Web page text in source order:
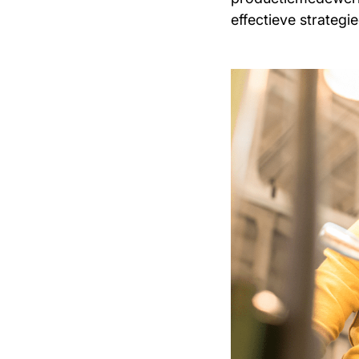
effectieve